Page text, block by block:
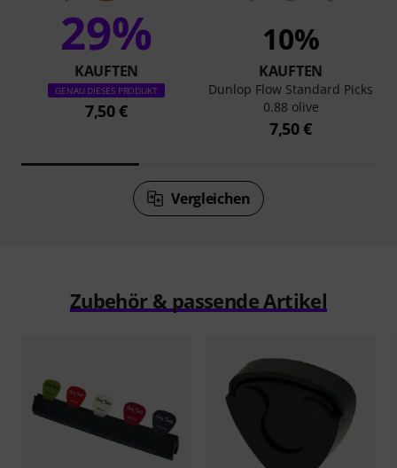
29%
KAUFTEN
GENAU DIESES PRODUKT
7,50 €
10%
KAUFTEN
Dunlop Flow Standard Picks
0.88 olive
7,50 €
Vergleichen
Zubehör & passende Artikel